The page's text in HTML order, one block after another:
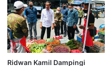
Ridwan Kamil Dampingi